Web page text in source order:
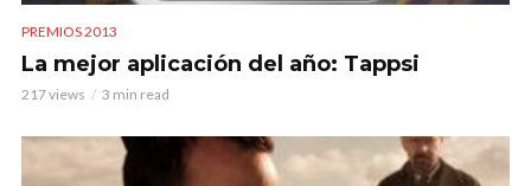
PREMIOS 2013
La mejor aplicación del año: Tappsi
217 views 3 min read